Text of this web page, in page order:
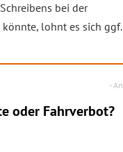
bei der
lohnt es sich ggf.
oder Fahrverbot?